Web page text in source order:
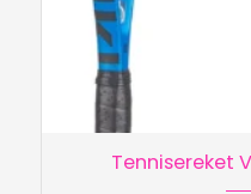
Tennisereket